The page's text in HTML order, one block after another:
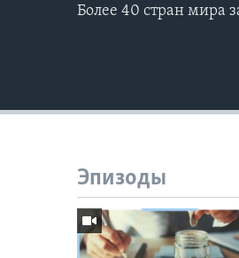
Более 40 стран мира
Эпизоды